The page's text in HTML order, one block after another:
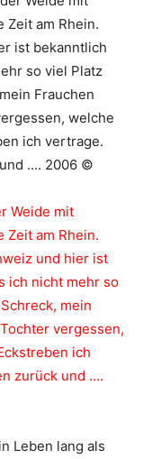
Weide mit
Zeit am Rhein.
und hier ist
ich nicht mehr so
mein
vergessen,
ich
zurück und ….
Leben lang als